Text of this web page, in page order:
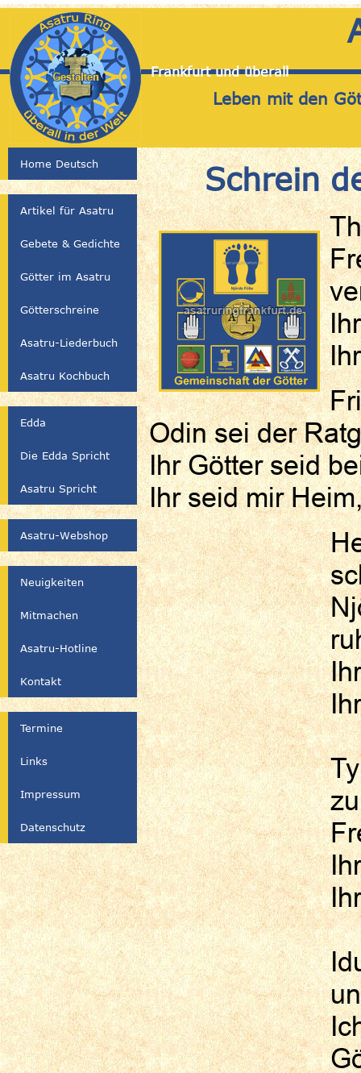
Frankfurt und überall
Leben mit den
Schrein
Odin sei der
Ihr Götter seid
Ihr seid mir
Home Deutsch
Artikel für Asatru
Gebete & Gedichte
Götter im Asatru
Götterschreine
Asatru-Liederbuch
Asatru Kochbuch
Edda
Die Edda Spricht
Asatru Spricht
Asatru-Webshop
Neuigkeiten
Mitmachen
Asatru-Hotline
Kontakt
Termine
Links
Impressum
Datenschutz